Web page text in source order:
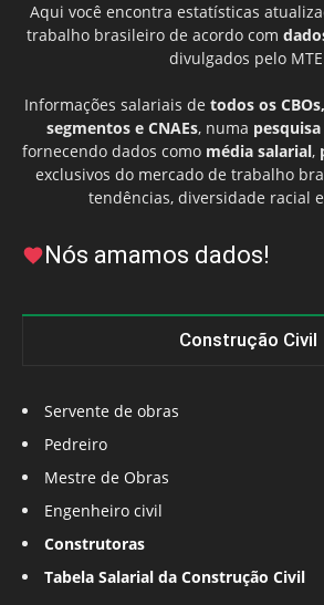
Aqui você encontra estatísticas
trabalho brasileiro de acordo com
divulgados pelo
Informações salariais de todos os
segmentos e CNAEs, numa
fornecendo dados como média salarial,
exclusivos do mercado de trabalho
tendências, diversidade racial
Nós amamos dados!
Construção Civil
Servente de obras
Pedreiro
Mestre de Obras
Engenheiro civil
Construtoras
Tabela Salarial da Construção Civil